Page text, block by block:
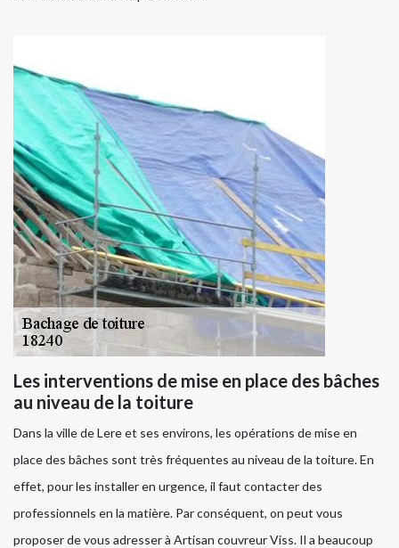
Les interventions de mise en place des bâches
au niveau de la toiture
Dans la ville de Lere et ses environs, les opérations de mise en
place des bâches sont très fréquentes au niveau de la toiture. En
effet, pour les installer en urgence, il faut contacter des
professionnels en la matière. Par conséquent, on peut vous
proposer de vous adresser à Artisan couvreur Viss. Il a beaucoup